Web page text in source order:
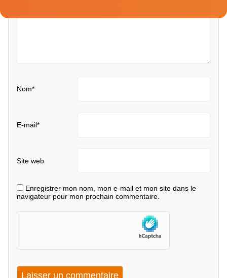
Nom*
E-mail*
Site web
Enregistrer mon nom, mon e-mail et mon site dans le
navigateur pour mon prochain commentaire.